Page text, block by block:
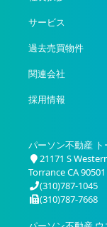
サービス
過去売買物件
関連会社
採用情報
パーソン不動産
21171 S
Torrance CA 90501
(310)787-1045
(310)787-7668